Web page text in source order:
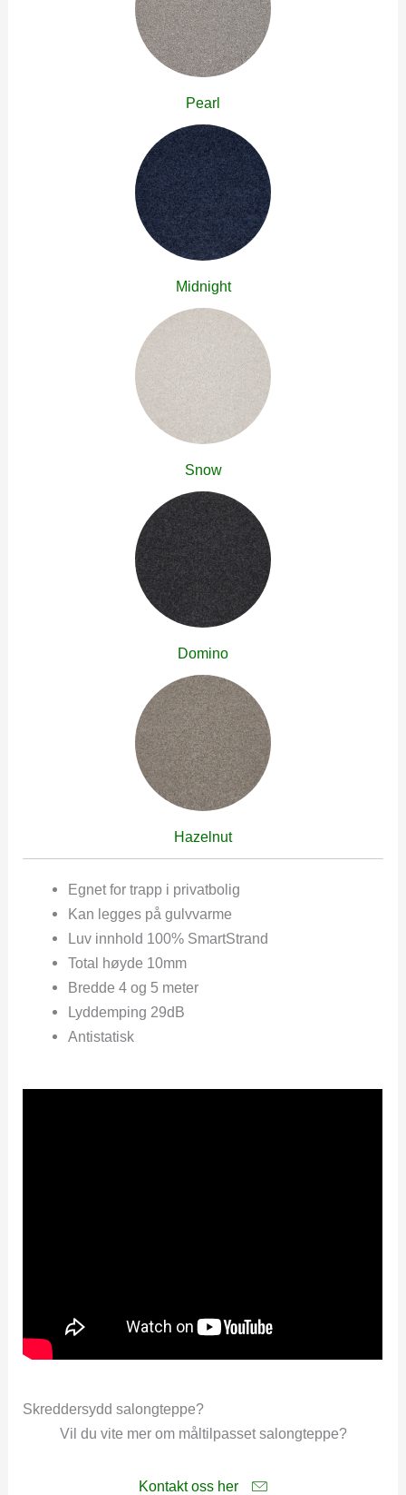
Pearl
Midnight
Snow
Domino
Hazelnut
Egnet for trapp i privatbolig
Kan legges på gulvvarme
Luv innhold 100% SmartStrand
Total høyde 10mm
Bredde 4 og 5 meter
Lyddemping 29dB
Antistatisk
Skreddersydd salongteppe?
Vil du vite mer om måltilpasset salongteppe?
Kontakt oss her